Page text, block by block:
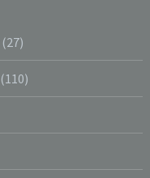
(27)
(110)